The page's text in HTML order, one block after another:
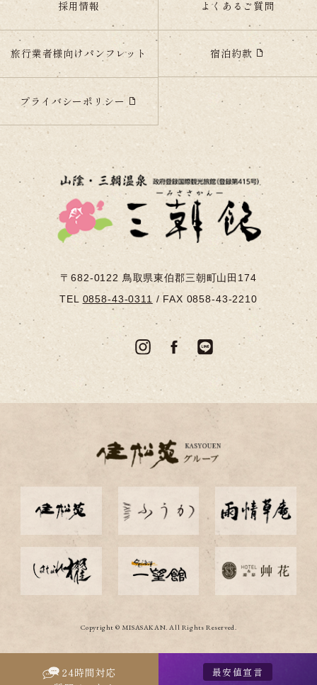
採用情報 よくあるご質問
旅行業者様向けパンフレット 宿泊約款
プライバシーポリシー
〒682-0122 鳥取県東伯郡三朝町山田174
TEL 0858-43-0311 /FAX 0858-43-2210
Copyright © MISASAKAN. All Rights Reserved.
24時間対応
最安値宣言